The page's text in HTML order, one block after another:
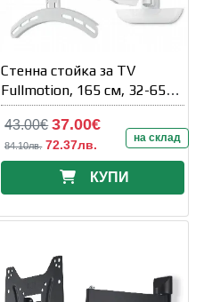
Стенна стойка за TV
Fullmotion, 165 см, 32-65",
до 35 кг
43.00€ 37.00€
84.10лв. 72.37лв. на склад
КУПИ